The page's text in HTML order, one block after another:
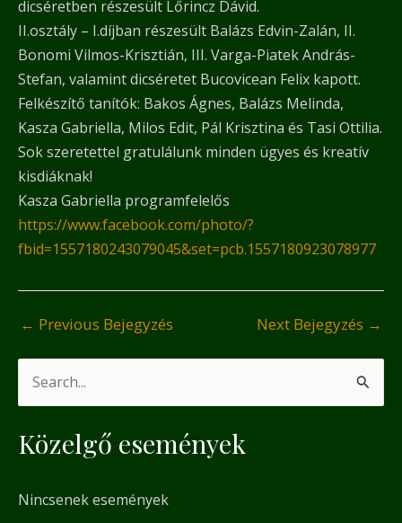
dicséretben részesült Lőrincz Dávid.
II.osztály – I.díjban részesült Balázs Edvin-Zalán, II.
Bonomi Vilmos-Krisztián, III. Varga-Piatek András-
Stefan, valamint dicséretet Bucovicean Felix kapott.
Felkészítő tanítók: Bakos Ágnes, Balázs Melinda,
Kasza Gabriella, Milos Edit, Pál Krisztina és Tasi Ottilia.
Sok szeretettel gratulálunk minden ügyes és kreatív
kisdiáknak!
Kasza Gabriella programfelelős
https://www.facebook.com/photo/?
fbid=1557180243079045&set=pcb.1557180923078977
← Previous Bejegyzés Next Bejegyzés →
a
c
Közelgő események
Nincsenek események